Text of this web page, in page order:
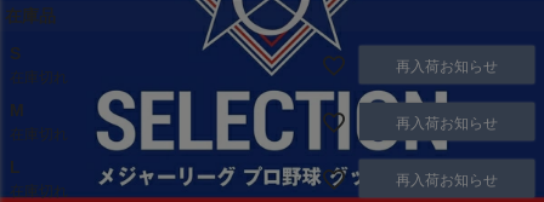
在庫品
S
在庫切れ
再入荷お知らせ
M
在庫切れ
再入荷お知らせ
L
在庫切れ
再入荷お知らせ